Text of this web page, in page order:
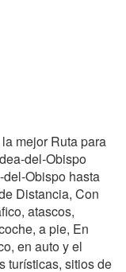
mejor Ruta para
del-Obispo
Obispo hasta
Distancia, Con
atascos,
a pie, En
en auto y el
turísticas, sitios de